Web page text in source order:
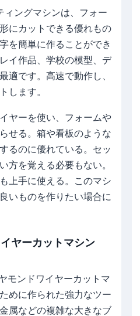
ィングマシンは、フォー
にカットできる優れもの
を簡単に作ることができ
イ作品、学校の模型、デ
適です。高速で動作し、
します。
ヤーを使い、フォームや
せる。箱や看板のような
るのに優れている。セッ
方を覚える必要もない。
上手に使える。このマシ
いものを作りたい場合に
ヤーカットマシン
モンドワイヤーカットマ
めに作られた強力なツー
属などの複雑な大きなブ